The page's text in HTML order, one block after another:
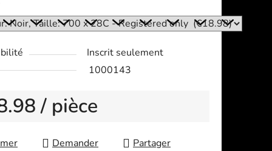
Inscrit seulement
1000143
/ pièce
Demander Partager